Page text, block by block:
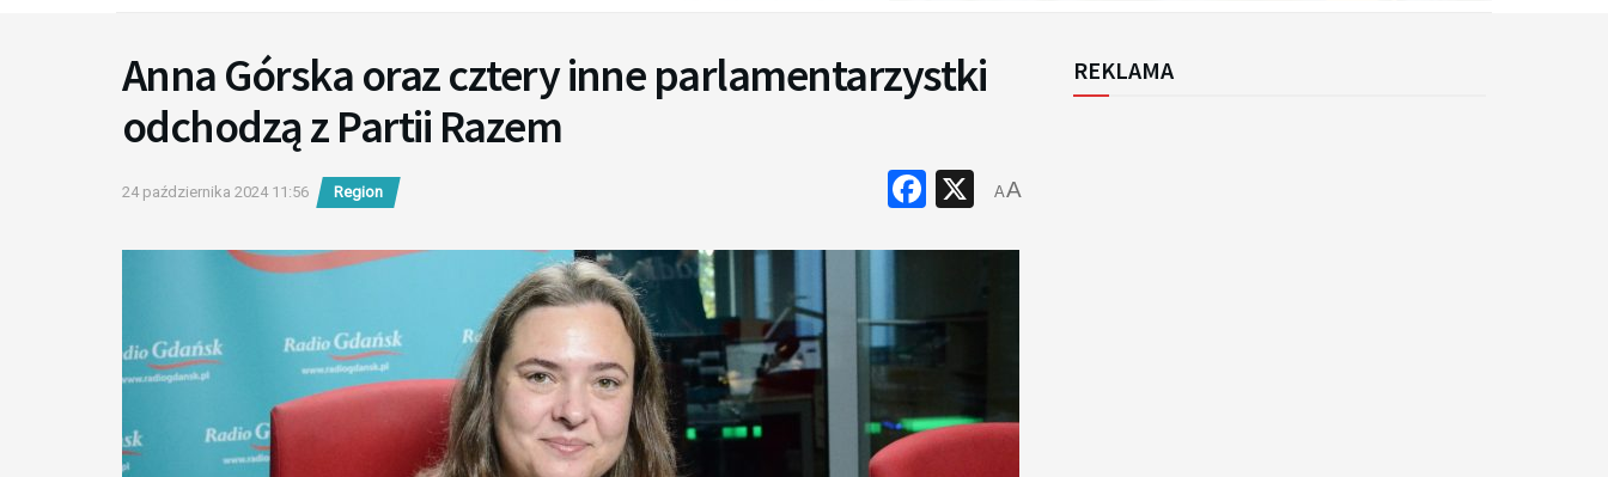
Anna Górska oraz cztery inne parlamentarzystki
odchodzą z Partii Razem
24 października 2024 11:56 Region Facebook
X
AA
REKLAMA